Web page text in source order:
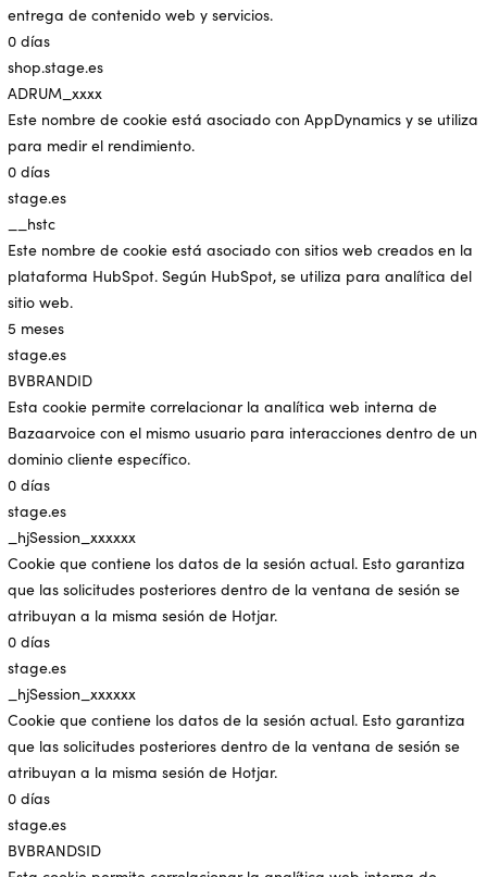
entrega de contenido web y servicios.
0 días
shop.stage.es
ADRUM_xxxx
Este nombre de cookie está asociado con AppDynamics y se utiliza
para medir el rendimiento.
0 días
stage.es
__hstc
Este nombre de cookie está asociado con sitios web creados en la
plataforma HubSpot. Según HubSpot, se utiliza para analítica del
sitio web.
5 meses
stage.es
BVBRANDID
Esta cookie permite correlacionar la analítica web interna de
Bazaarvoice con el mismo usuario para interacciones dentro de un
dominio cliente específico.
0 días
stage.es
_hjSession_xxxxxx
Cookie que contiene los datos de la sesión actual. Esto garantiza
que las solicitudes posteriores dentro de la ventana de sesión se
atribuyan a la misma sesión de Hotjar.
0 días
stage.es
_hjSession_xxxxxx
Cookie que contiene los datos de la sesión actual. Esto garantiza
que las solicitudes posteriores dentro de la ventana de sesión se
atribuyan a la misma sesión de Hotjar.
0 días
stage.es
BVBRANDSID